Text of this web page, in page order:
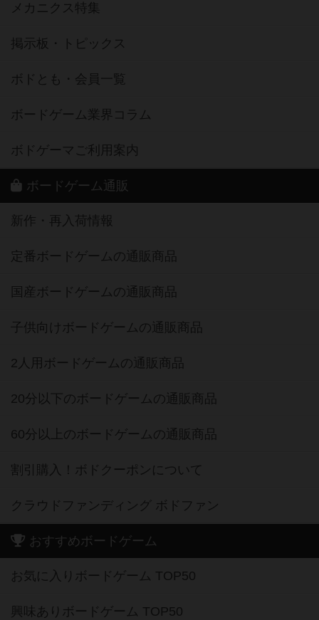
メカニクス特集
掲示板・トピックス
ボドとも・会員一覧
ボードゲーム業界コラム
ボドゲーマご利用案内
ボードゲーム通販
新作・再入荷情報
定番ボードゲームの通販商品
国産ボードゲームの通販商品
子供向けボードゲームの通販商品
2人用ボードゲームの通販商品
20分以下のボードゲームの通販商品
60分以上のボードゲームの通販商品
割引購入！ボドクーポンについて
クラウドファンディング ボドファン
おすすめボードゲーム
お気に入りボードゲーム TOP50
興味ありボードゲーム TOP50